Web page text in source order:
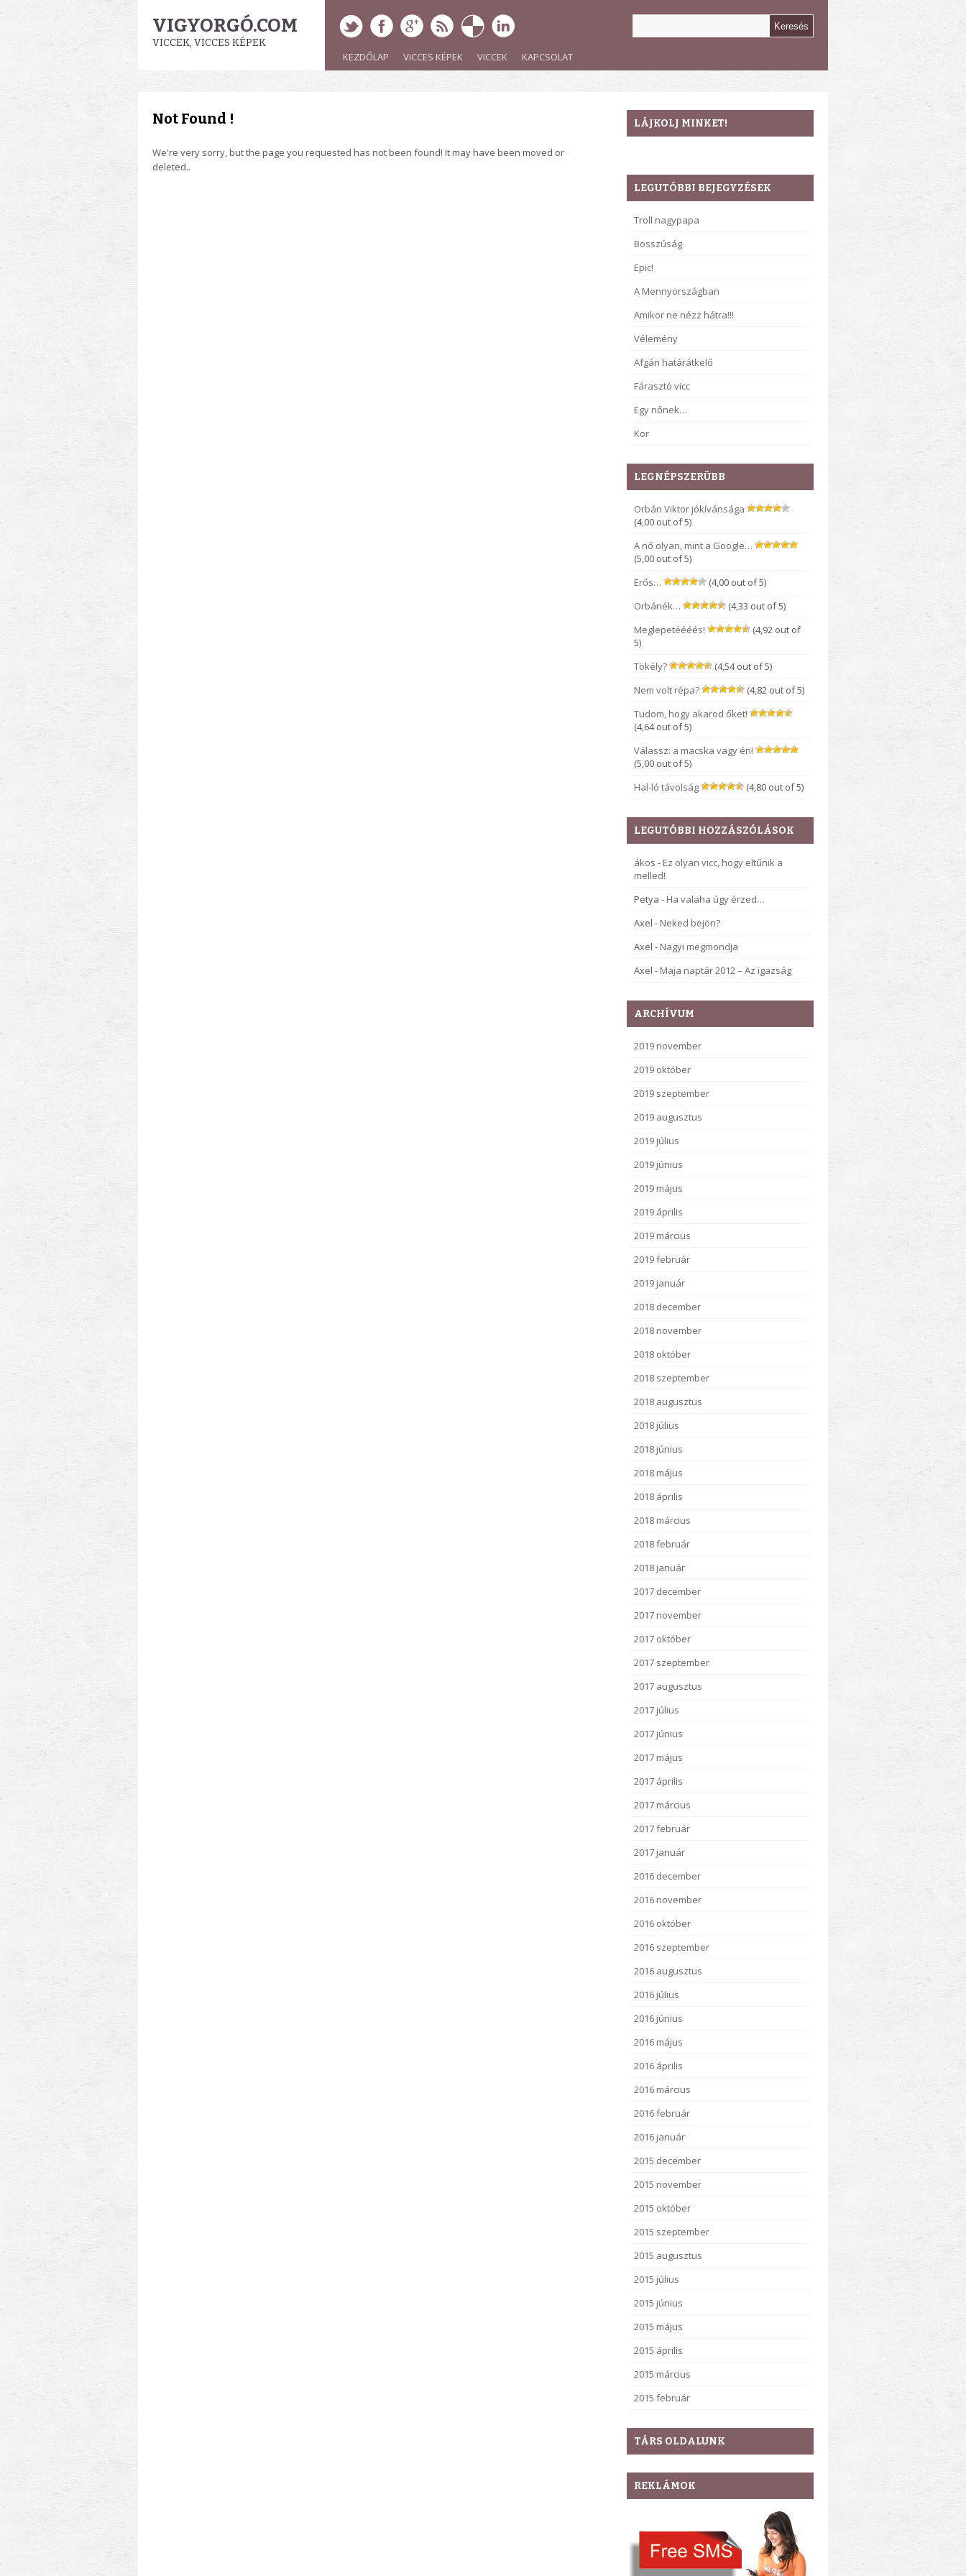
VIGYORGÓ.COM
VICCEK, VICCES KÉPEK
KEZDŐLAP VICCES KÉPEK VICCEK KAPCSOLAT
Not Found !
We're very sorry, but the page you requested has not been found! It may have been moved or
deleted..
LÁJKOLJ MINKET!
LEGUTÓBBI BEJEGYZÉSEK
Troll nagypapa
Bosszúság
Epic!
A Mennyországban
Amikor ne nézz hátra!!!
Vélemény
Afgán határátkelő
Fárasztó vicc
Egy nőnek…
Kor
LEGNÉPSZERÜBB
Orbán Viktor jókívánsága
(4,00 out of 5)
A nő olyan, mint a Google…
(5,00 out of 5)
Erős…
(4,00 out of 5)
Orbánék…
(4,33 out of 5)
Meglepetéééés!
(4,92 out of
5)
Tökély?
(4,54 out of 5)
Nem volt répa?
(4,82 out of 5)
Tudom, hogy akarod őket!
(4,64 out of 5)
Válassz: a macska vagy én!
(5,00 out of 5)
Hal-ló távolság
(4,80 out of 5)
LEGUTÓBBI HOZZÁSZÓLÁSOK
ákos - Ez olyan vicc, hogy eltűnik a
melled!
Petya - Ha valaha úgy érzed…
Axel - Neked bejön?
Axel - Nagyi megmondja
Axel - Maja naptár 2012 – Az igazság
ARCHÍVUM
2019 november
2019 október
2019 szeptember
2019 augusztus
2019 július
2019 június
2019 május
2019 április
2019 március
2019 február
2019 január
2018 december
2018 november
2018 október
2018 szeptember
2018 augusztus
2018 július
2018 június
2018 május
2018 április
2018 március
2018 február
2018 január
2017 december
2017 november
2017 október
2017 szeptember
2017 augusztus
2017 július
2017 június
2017 május
2017 április
2017 március
2017 február
2017 január
2016 december
2016 november
2016 október
2016 szeptember
2016 augusztus
2016 július
2016 június
2016 május
2016 április
2016 március
2016 február
2016 január
2015 december
2015 november
2015 október
2015 szeptember
2015 augusztus
2015 július
2015 június
2015 május
2015 április
2015 március
2015 február
TÁRS OLDALUNK
REKLÁMOK